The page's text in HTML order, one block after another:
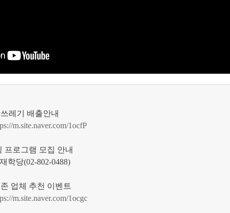
레기 배출안내
m.site.naver.com/1ocfP
프로그램 모집 안내
학당(02-802-0488)
업체 추천 이벤트
m.site.naver.com/1ocgc